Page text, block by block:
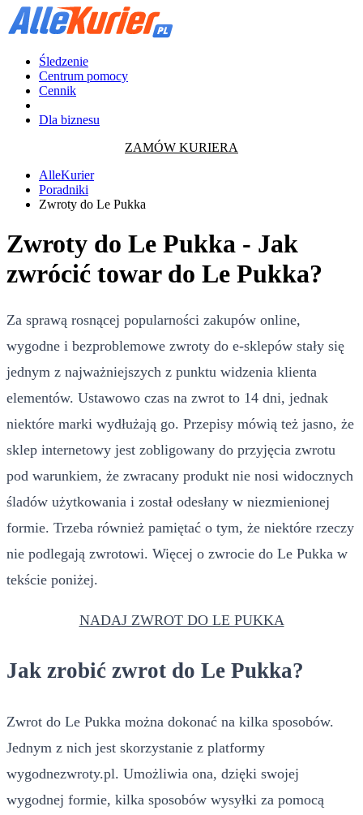
Śledzenie
Centrum pomocy
Cennik
Dla biznesu
ZAMÓW KURIERA
AlleKurier
Poradniki
Zwroty do Le Pukka
Zwroty do Le Pukka - Jak
zwrócić towar do Le Pukka?
Za sprawą rosnącej popularności zakupów online,
wygodne i bezproblemowe zwroty do e-sklepów stały się
jednym z najważniejszych z punktu widzenia klienta
elementów. Ustawowo czas na zwrot to 14 dni, jednak
niektóre marki wydłużają go. Przepisy mówią też jasno, że
sklep internetowy jest zobligowany do przyjęcia zwrotu
pod warunkiem, że zwracany produkt nie nosi widocznych
śladów użytkowania i został odesłany w niezmienionej
formie. Trzeba również pamiętać o tym, że niektóre rzeczy
nie podlegają zwrotowi. Więcej o zwrocie do Le Pukka w
tekście poniżej.
NADAJ ZWROT DO LE PUKKA
Jak zrobić zwrot do Le Pukka?
Zwrot do Le Pukka można dokonać na kilka sposobów.
Jednym z nich jest skorzystanie z platformy
wygodnezwroty.pl. Umożliwia ona, dzięki swojej
wygodnej formie, kilka sposobów wysyłki za pomocą